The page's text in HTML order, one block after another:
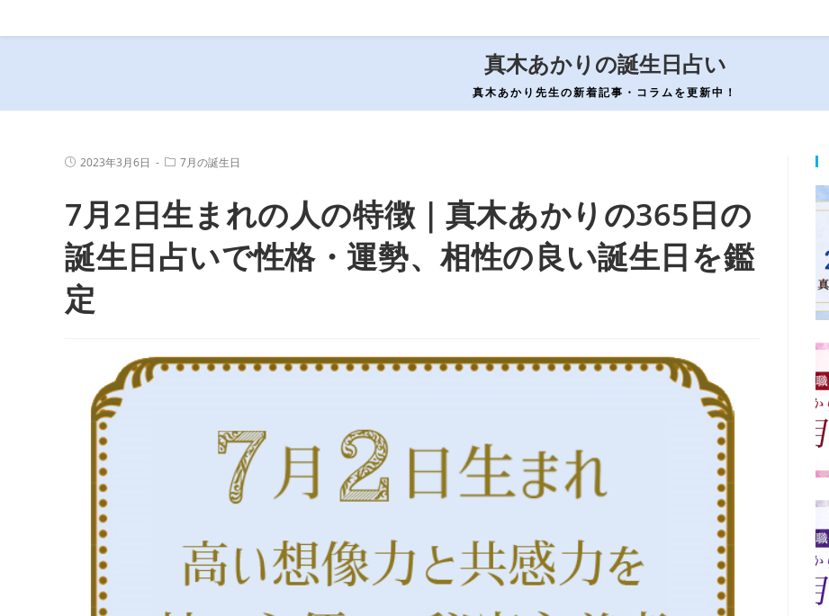
ン
真木あかりの誕生日占い
真木あかり先生の新着記事・コラムを更新中！
投
開
日:
2023年3月6日
投
テ
ゴ
リ
ー:
7月の誕生日
7月2日生まれの人の特徴｜真木あかりの365日の
誕生日占いで性格・運勢、相性の良い誕生日を鑑
定